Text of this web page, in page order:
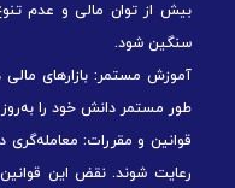
بیش از توان مالی و عدم
سنگین شود.
آموزش مستمر: بازارهای مالی
طور مستمر دانش خود را به‌روز
قوانین و مقررات: معامله‌گری
رعایت شوند. نقض این